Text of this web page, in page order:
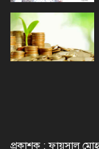
প্রকাশক : ফায়সাল